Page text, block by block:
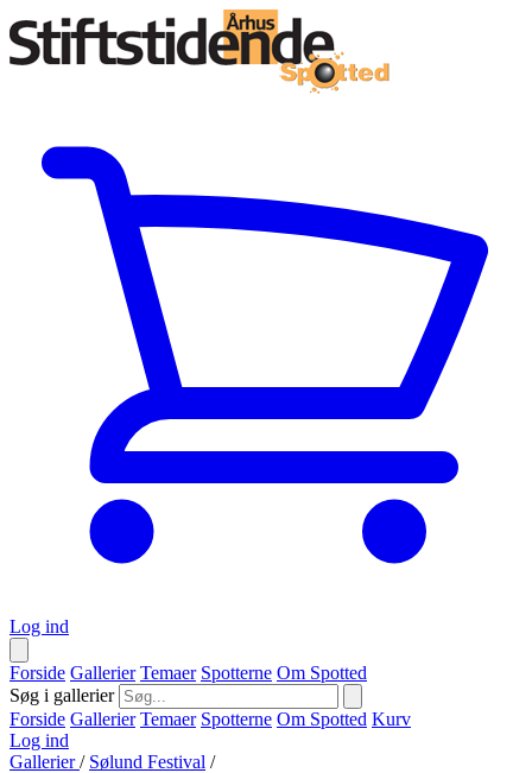
Log ind
Forside Gallerier Temaer Spotterne Om Spotted
Søg i gallerier
Forside Gallerier Temaer Spotterne Om Spotted Kurv
Log ind
Gallerier/ Sølund Festival /